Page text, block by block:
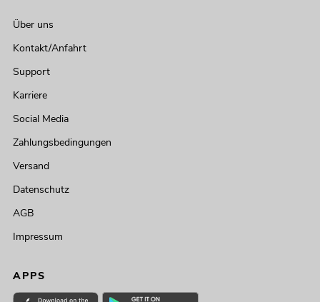
Über uns
Kontakt/Anfahrt
Support
Karriere
Social Media
Zahlungsbedingungen
Versand
Datenschutz
AGB
Impressum
APPS